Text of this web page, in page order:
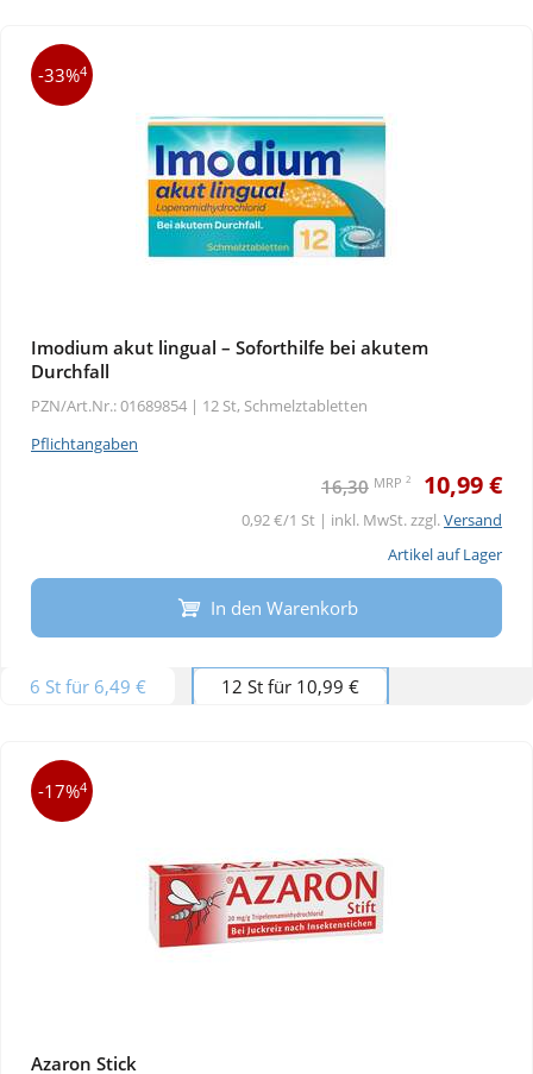
-33%4
Imodium akut lingual – Soforthilfe bei akutem
Durchfall
PZN/Art.Nr.: 01689854 | 12 St, Schmelztabletten
Pflichtangaben
16,30 MRP 2 10,99 €
0,92 €/1 St | inkl. MwSt. zzgl.Versand
Artikel auf Lager
In den Warenkorb
6 St für 6,49 € 12 St für 10,99 €
-17%4
Azaron Stick